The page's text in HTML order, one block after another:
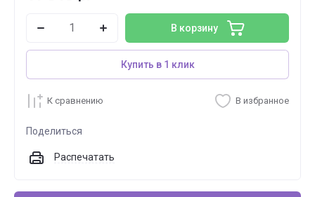
В корзину
Купить в 1 клик
К сравнению В избранное
Поделиться
Распечатать